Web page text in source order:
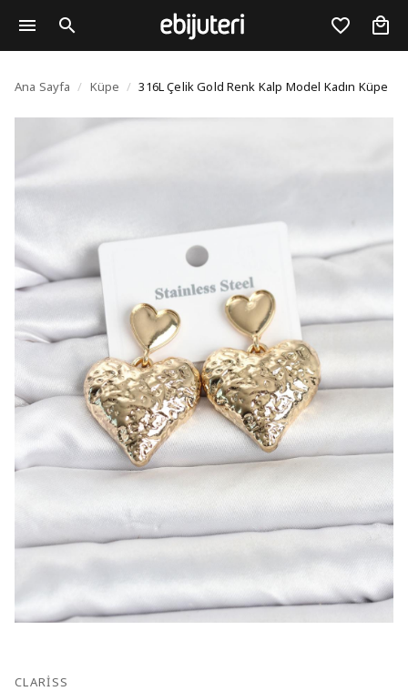
316L Çelik Gold Renk
Ana Sayfa / Küpe / 316L Çelik Gold Renk Kalp Model Kadın Küpe
CLARISS